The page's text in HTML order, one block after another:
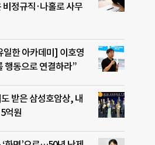
정규직·나홀로 사무
일한 아카데미] 이호영
행동으로 연결하라”
받은 삼성호암상, 내
억원